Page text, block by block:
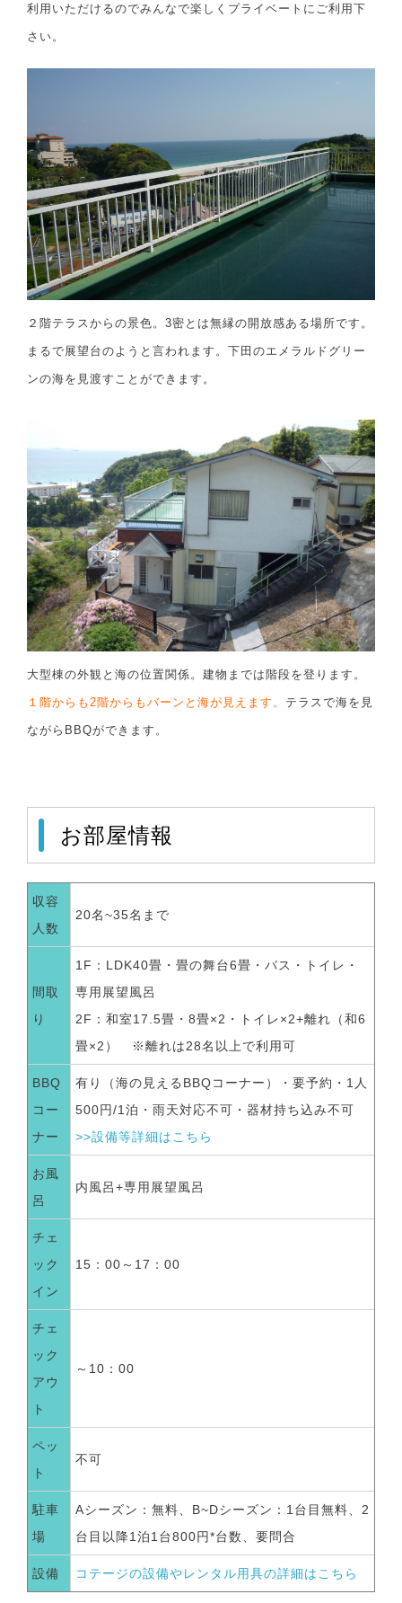
利用いただけるのでみんなで楽しくプライベートに ご利用下
さい。
２階テラスからの景色。3密とは無縁の開放感ある場所です。
まるで展望台のようと言われます。下田のエメラルドグリー
ンの海を見渡すことができます。
大型棟の外観と海の位置関係。建物までは階段を登ります。
１階からも2階からもバーンと海が見えます。 テラスで海を見
ながらBBQができます。
お部屋情報
収容
人数
20名~35名まで
間取
り
1F：LDK40畳・畳の舞台6畳・バス・トイレ・
専用展望風呂
2F：和室17.5畳・8畳×2・トイレ×2+離れ（和6
畳×2） ※離れは28名以上で利用可
BBQ
コー
ナー
有り（海の見えるBBQコーナー）・要予約・1人
500円/1泊・雨天対応不可・器材持ち込み不可
>>設備等詳細はこちら
お風
呂
内風呂+専用展望風呂
チェ
ック
イン
15：00～17：00
チェ
ック
アウ
ト
～10：00
ペッ
ト
不可
駐車
場
Aシーズン：無料、B~Dシーズン：1台目無料、2
台目以降1泊1台800円*台数、要問合
設備 コテージの設備やレンタル用具の詳細はこちら